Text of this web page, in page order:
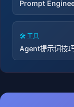
Prompt
🛠️ 工具
Agent提示词技